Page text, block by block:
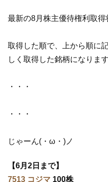
最新の8月株主優待権利取得
取得した順で、上から順に
しく取得した銘柄になります
・・・
・・・
じゃーん(・ω・)ノ
【6月2日まで】
7513 コジマ 100株